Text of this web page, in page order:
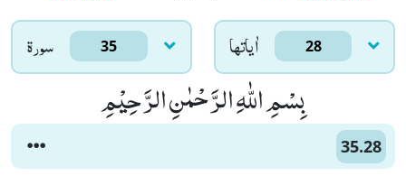
سورۃ 35 اٰياتها 28
بِسْمِ اللّٰهِ الرَّحْمٰنِ الرَّحِیْمِ
35.28